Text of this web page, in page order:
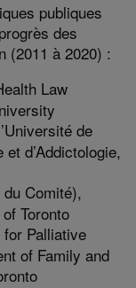
publiques
des
(2011 à 2020) :
Law
de
d’Addictologie,
Comité),
Toronto
Palliative
of Family and